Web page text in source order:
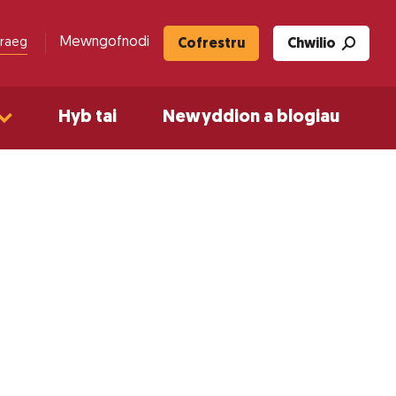
Mewngofnodi Cofrestru Chwilio
Hyb tai Newyddion a blogiau